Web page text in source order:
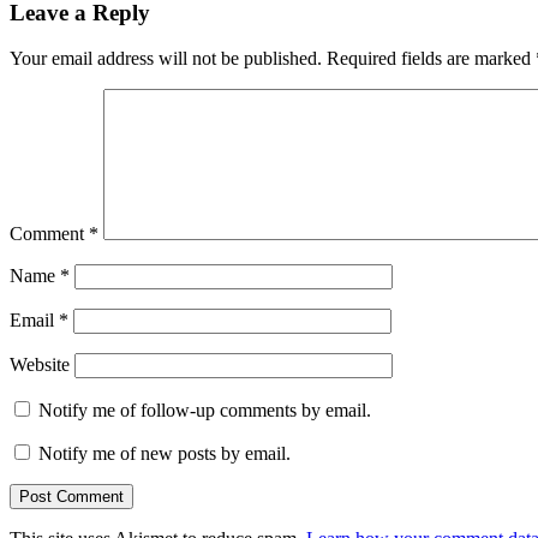
Leave a Reply
Your email address will not be published. Required fields are marked
Comment *
Name *
Email *
Website
Notify me of follow-up comments by email.
Notify me of new posts by email.